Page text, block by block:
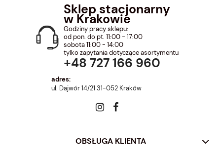
Sklep stacjonarny
w Krakowie
Godziny pracy sklepu:
od pon. do pt. 11:00 - 17:00
sobota 11:00 - 14:00
tylko zapytania dotyczące asortymentu
+48 727 166 960
adres:
ul. Dajwór 14/21 31-052 Kraków
OBSŁUGA KLIENTA